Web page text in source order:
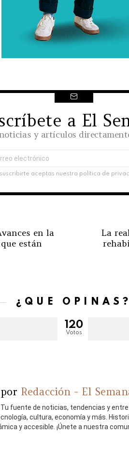
a El
y artículos
aceptas nuestra política de
en la
están
La
¿QUÉ OPINAS?
120
Votos
Redacción - El
Tu fuente de noticias, tendencias y
cultura, economía y más.
y accesible. ¡Únete a nuestra